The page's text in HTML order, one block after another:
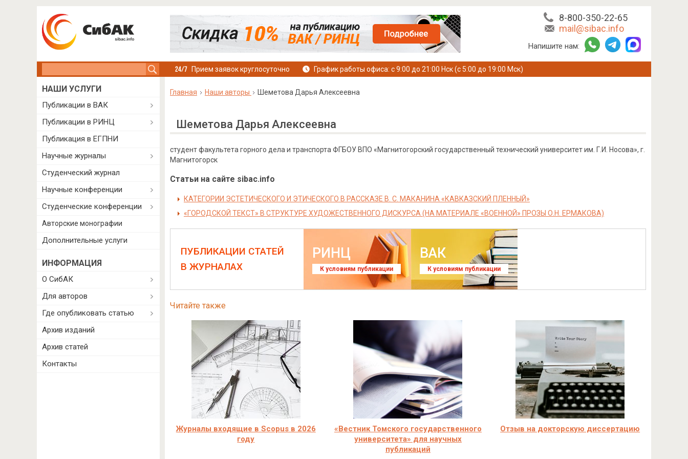
8-800-350-22-65
mail@sibac.info
Напишите нам:
Прием заявок круглосуточно График работы офиса: с 9:00 до 21:00 Нск (с 5:00 до 19:00 Мск)
Главная Наши авторы Шеметова Дарья Алексеевна
Шеметова Дарья Алексеевна
студент факультета горного дела и транспорта ФГБОУ ВПО «Магнитогорский государственный технический университет им. Г.И. Носова», г.
Магнитогорск
Статьи на сайте sibac.info
КАТЕГОРИИ ЭСТЕТИЧЕСКОГО И ЭТИЧЕСКОГО В РАССКАЗЕ В. С. МАКАНИНА «КАВКАЗСКИЙ ПЛЕННЫЙ»
«ГОРОДСКОЙ ТЕКСТ» В СТРУКТУРЕ ХУДОЖЕСТВЕННОГО ДИСКУРСА (НА МАТЕРИАЛЕ «ВОЕННОЙ» ПРОЗЫ О.Н. ЕРМАКОВА)
ПУБЛИКАЦИИ СТАТЕЙ
В ЖУРНАЛАХ
РИНЦ
К условиям публикации
ВАК
К условиям публикации
Читайте также
Журналы входящие в Scopus в 2026
году
«Вестник Томского государственного
университета» для научных
публикаций
Отзыв на докторскую диссертацию
НАШИ УСЛУГИ
Публикации в ВАК
Публикации в РИНЦ
Публикация в ЕГПНИ
Научные журналы
Студенческий журнал
Научные конференции
Студенческие конференции
Авторские монографии
Дополнительные услуги
ИНФОРМАЦИЯ
О СибАК
Для авторов
Где опубликовать статью
Архив изданий
Архив статей
Контакты